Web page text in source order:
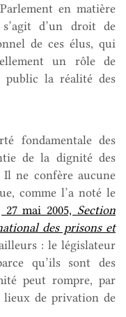
en matière
d’un droit de
de ces élus, qui
un rôle de
public la réalité des
fondamentale des
de la dignité des
Il ne confère aucune
comme l’a noté le
27 mai 2005, Section
des prisons et
: le législateur
qu’ils sont des
peut rompre, par
lieux de privation de